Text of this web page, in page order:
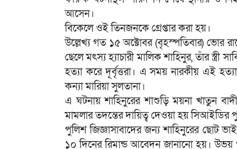
আসেন।
বিকেলে ওই তিনজনকে গ্রেপ্তার করা হয়।
উল্লেখ্য গত ১৫ অক্টোবর (বৃহস্পতিবার) ভোর
ছেলে মৎস্য হ্যাচারী মালিক শাহিনুর, তাঁর
হত্যা করে দূর্বৃত্তরা। এ সময় নারকীয় এই
কন্যা মারিয়া সুলতানা।
এ ঘটনায় শাহিনুরের শাশুড়ি ময়না খাতুন
মামলার তদন্তের দায়িত্ব দেওয়া হয়
পুলিশ জিজ্ঞাসাবাদের জন্য শাহিনুরের ছোট
১০ দিনের রিমান্ড আবেদন জানানো হয়। উভয়